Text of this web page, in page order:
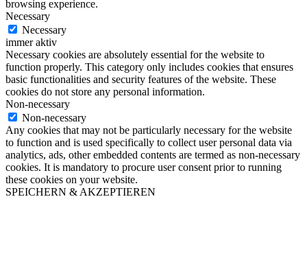
browsing experience.
Necessary
Necessary
immer aktiv
Necessary cookies are absolutely essential for the website to
function properly. This category only includes cookies that ensures
basic functionalities and security features of the website. These
cookies do not store any personal information.
Non-necessary
Non-necessary
Any cookies that may not be particularly necessary for the website
to function and is used specifically to collect user personal data via
analytics, ads, other embedded contents are termed as non-necessary
cookies. It is mandatory to procure user consent prior to running
these cookies on your website.
SPEICHERN & AKZEPTIEREN